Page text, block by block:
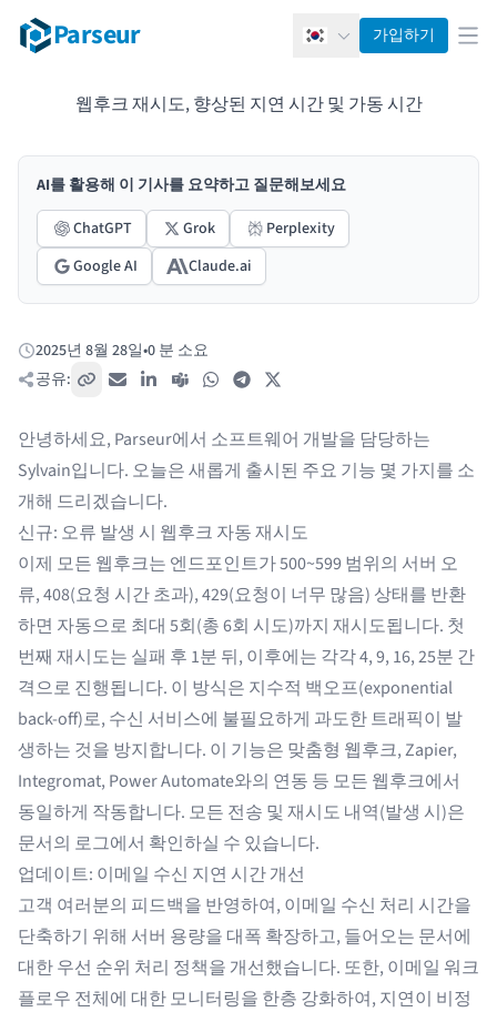
Parseur 한국어가입하기 메
웹후크 재시도, 향상된 지연 시간 및 가동 시간
AI를 활용해 이 기사를 요약하고 질문해보세요
ChatGPT
Grok
Perplexity
Google AI
Claude.ai
게시됨:
2025년 8월 28일•0 분 소요
공유:
링크 복사이메일LinkedIn
Teams WhatsAppTelegram
안녕하세요, Parseur에서 소프트웨어 개발을 담당하는
Sylvain입니다. 오늘은 새롭게 출시된 주요 기능 몇 가지를 소
개해 드리겠습니다.
신규: 오류 발생 시 웹후크 자동 재시도
이제 모든 웹후크는 엔드포인트가 500~599 범위의 서버 오
류, 408(요청 시간 초과), 429(요청이 너무 많음) 상태를 반환
하면 자동으로 최대 5회(총 6회 시도)까지 재시도됩니다. 첫
번째 재시도는 실패 후 1분 뒤, 이후에는 각각 4, 9, 16, 25분 간
격으로 진행됩니다. 이 방식은 지수적 백오프(exponential
back-off)로, 수신 서비스에 불필요하게 과도한 트래픽이 발
생하는 것을 방지합니다. 이 기능은 맞춤형 웹후크, Zapier,
Integromat, Power Automate와의 연동 등 모든 웹후크에서
동일하게 작동합니다. 모든 전송 및 재시도 내역(발생 시)은
문서의 로그에서 확인하실 수 있습니다.
업데이트: 이메일 수신 지연 시간 개선
고객 여러분의 피드백을 반영하여, 이메일 수신 처리 시간을
단축하기 위해 서버 용량을 대폭 확장하고, 들어오는 문서에
대한 우선 순위 처리 정책을 개선했습니다. 또한, 이메일 워크
플로우 전체에 대한 모니터링을 한층 강화하여, 지연이 비정